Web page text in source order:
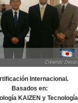
Internacional.
Basados en:
KAIZEN y Tecnología